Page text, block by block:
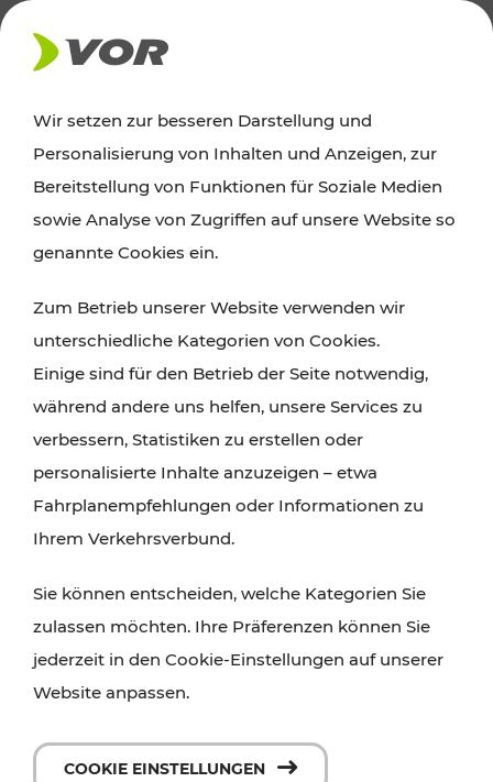
AKTUELLES
Ausflugstipps
Wien, Niederösterreich und das Burgenland
Wanderungen, Kultur und Gastronomie,
Radtouren oder purer Naturgenuss – viele
Attraktionen sind mit den Ticket- und Fahrplan-
Angeboten des VOR gut und schnell erreichbar.
Wir setzen zur besseren Darstellung und
Personalisierung von Inhalten und Anzeigen, zur
Bereitstellung von Funktionen für Soziale Medien
sowie Analyse von Zugriffen auf unsere Website so
genannte Cookies ein.
Zum Betrieb unserer Website verwenden wir
unterschiedliche Kategorien von Cookies.
Einige sind für den Betrieb der Seite notwendig,
während andere uns helfen, unsere Services zu
verbessern, Statistiken zu erstellen oder
personalisierte Inhalte anzuzeigen – etwa
Fahrplanempfehlungen oder Informationen zu
Ihrem Verkehrsverbund.
Sie können entscheiden, welche Kategorien Sie
zulassen möchten. Ihre Präferenzen können Sie
jederzeit in den Cookie-Einstellungen auf unserer
Website anpassen.
COOKIE EINSTELLUNGEN